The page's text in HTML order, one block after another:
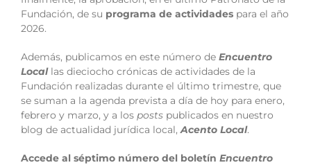
Fundación, de su programa de actividades para el año
2026.
Además, publicamos en este número de Encuentro
Locallas dieciocho crónicas de actividades de la
Fundación realizadas durante el último trimestre, que
se suman a la agenda prevista a día de hoy para enero,
febrero y marzo, y a los posts publicados en nuestro
blog de actualidad jurídica local,Acento Local.
Accede al séptimo número del boletín Encuentro